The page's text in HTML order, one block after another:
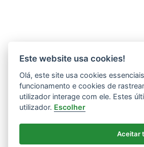
Este website usa cookies!
Olá, este site usa cookies
funcionamento e cookies de
utilizador interage com ele. Estes
utilizador. Escolher
Aceitar